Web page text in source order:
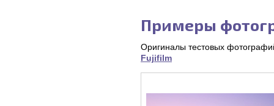
Примеры
Оригиналы тестовых
Fujifilm